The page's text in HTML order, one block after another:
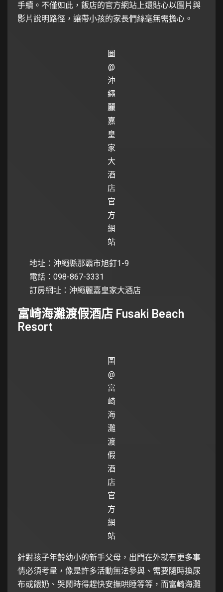
手續。不僅如此，飯店的官方網站上還貼心以圖片與
影片說明路徑，讓帶小孩的家長們絲毫無需擔心。
圖
@
沖
繩
麗
嘉
皇
家
大
酒
店
官
方
網
站
地址：沖繩縣那霸市旭釘1-9
電話：098-867-3331
訂房網址： 沖繩麗嘉皇家大酒店
富崎海灘渡假酒店 Fusaki Beach
Resort
圖
@
富
崎
海
灘
渡
假
酒
店
官
方
網
站
針對孩子年齡幼小的新手父母，出門在外就有更多事
情必須考量，像是許多活動無法參與、需要隨時換尿
布或餵奶、哭鬧時得趕快安撫哄睡等等，而富崎海灘